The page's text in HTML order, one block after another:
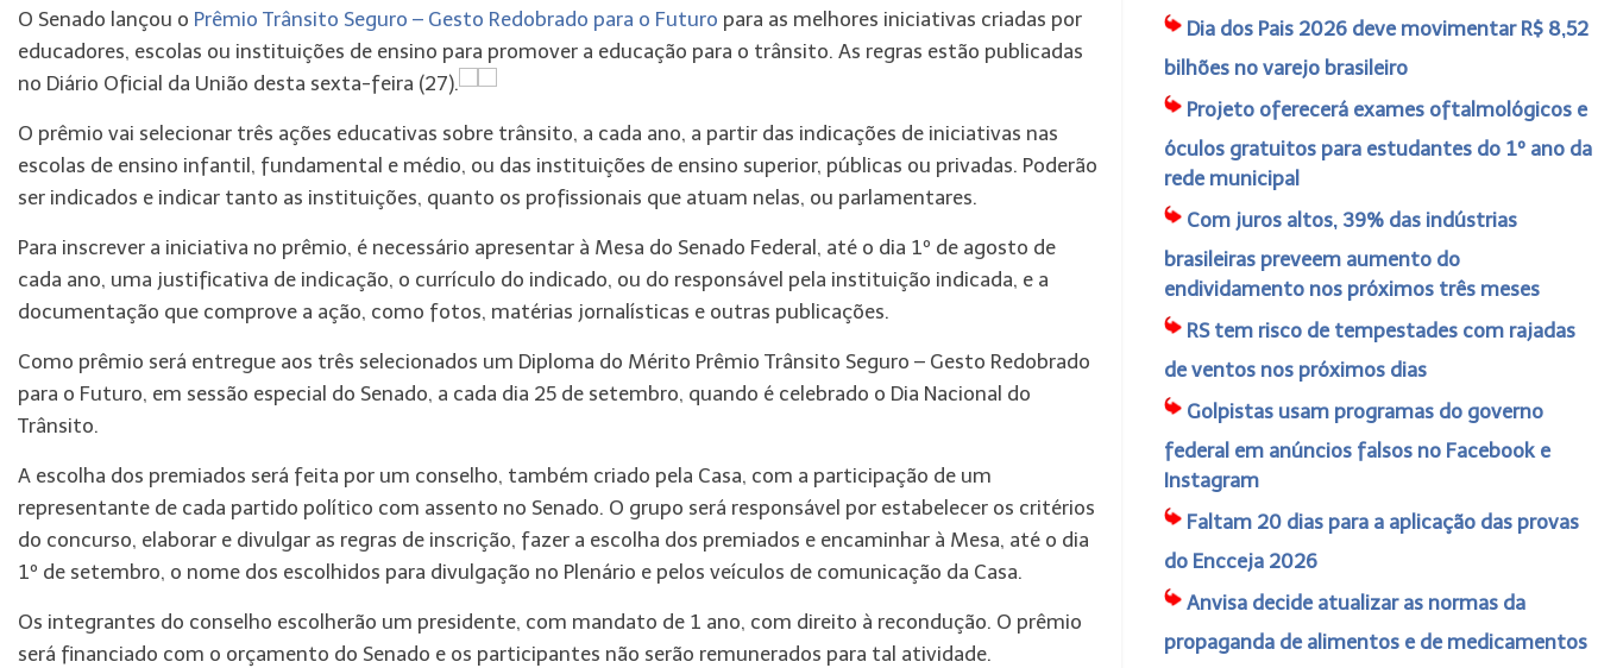
O Senado lançou o Prêmio Trânsito Seguro – Gesto Redobrado para o Futuro para as melhores iniciativas criadas por
educadores, escolas ou instituições de ensino para promover a educação para o trânsito. As regras estão publicadas
no Diário Oficial da União desta sexta-feira (27).
O prêmio vai selecionar três ações educativas sobre trânsito, a cada ano, a partir das indicações de iniciativas nas
escolas de ensino infantil, fundamental e médio, ou das instituições de ensino superior, públicas ou privadas. Poderão
ser indicados e indicar tanto as instituições, quanto os profissionais que atuam nelas, ou parlamentares.
Para inscrever a iniciativa no prêmio, é necessário apresentar à Mesa do Senado Federal, até o dia 1º de agosto de
cada ano, uma justificativa de indicação, o currículo do indicado, ou do responsável pela instituição indicada, e a
documentação que comprove a ação, como fotos, matérias jornalísticas e outras publicações.
Como prêmio será entregue aos três selecionados um Diploma do Mérito Prêmio Trânsito Seguro – Gesto Redobrado
para o Futuro, em sessão especial do Senado, a cada dia 25 de setembro, quando é celebrado o Dia Nacional do
Trânsito.
A escolha dos premiados será feita por um conselho, também criado pela Casa, com a participação de um
representante de cada partido político com assento no Senado. O grupo será responsável por estabelecer os critérios
do concurso, elaborar e divulgar as regras de inscrição, fazer a escolha dos premiados e encaminhar à Mesa, até o dia
1º de setembro, o nome dos escolhidos para divulgação no Plenário e pelos veículos de comunicação da Casa.
Os integrantes do conselho escolherão um presidente, com mandato de 1 ano, com direito à recondução. O prêmio
será financiado com o orçamento do Senado e os participantes não serão remunerados para tal atividade.
Dia dos Pais 2026 deve movimentar R$ 8,52
bilhões no varejo brasileiro
Projeto oferecerá exames oftalmológicos e
óculos gratuitos para estudantes do 1º ano da
rede municipal
Com juros altos, 39% das indústrias
brasileiras preveem aumento do
endividamento nos próximos três meses
RS tem risco de tempestades com rajadas
de ventos nos próximos dias
Golpistas usam programas do governo
federal em anúncios falsos no Facebook e
Instagram
Faltam 20 dias para a aplicação das provas
do Encceja 2026
Anvisa decide atualizar as normas da
propaganda de alimentos e de medicamentos